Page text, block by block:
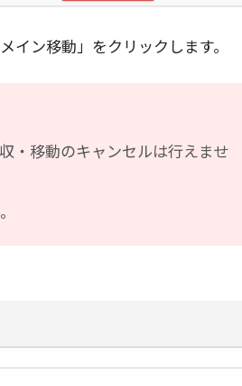
ン移動」をクリックします。
・移動のキャンセルは行えませ